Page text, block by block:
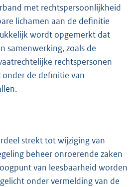
met rechtspersoonlijkheid
lichamen aan de definitie
wordt opgemerkt dat
samenwerking, zoals de
rechtspersonen
onder de definitie van
strekt tot wijziging van
beheer onroerende zaken
van leesbaarheid worden
onder vermelding van de